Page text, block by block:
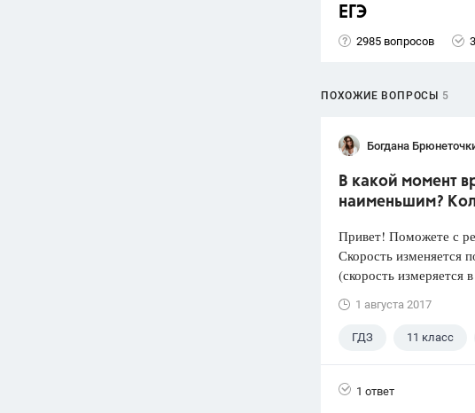
ЕГЭ
2985 вопросов
ПОХОЖИЕ ВОПРОСЫ 5
Богдана
В какой момент
наименьшим?
Привет! Поможете с
Скорость изменяется
(скорость измеряется
1 августа 2017
ГДЗ 11 класс
1 ответ